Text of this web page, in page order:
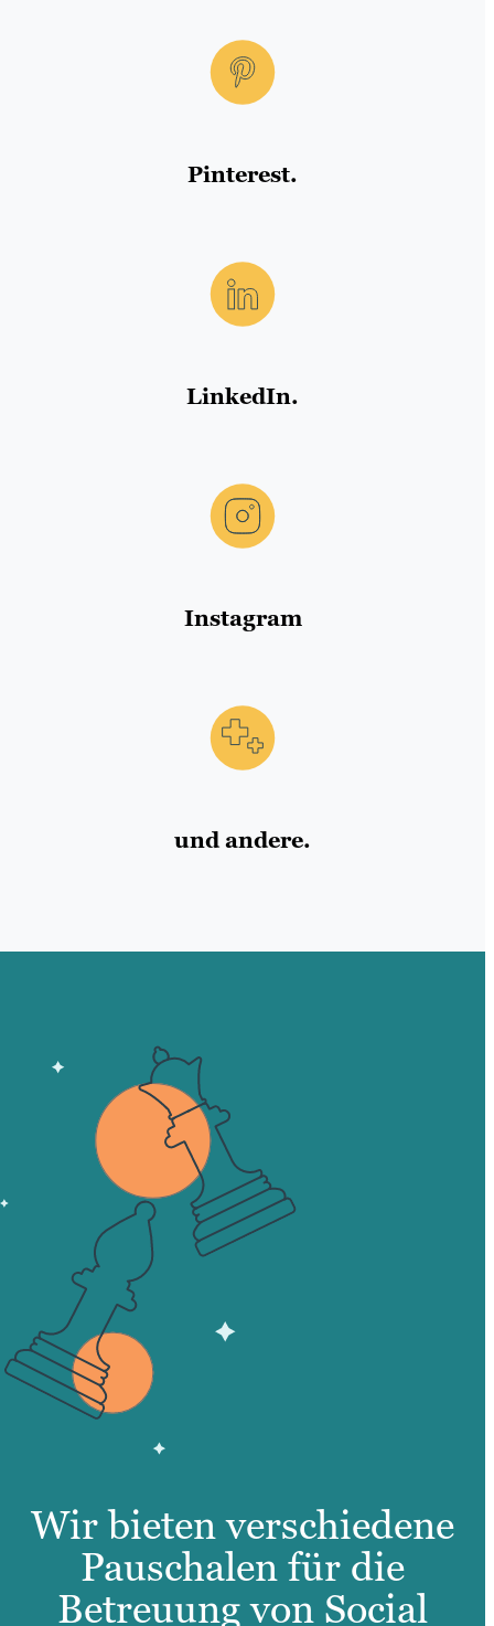
Pinterest.
LinkedIn.
Instagram
und andere.
Wir bieten verschiedene
Pauschalen für die
Betreuung von Social